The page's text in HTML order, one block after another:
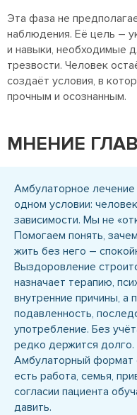
Эта фаза не
наблюдения. Её цель –
и навыки, необходимые
трезвости. Человек
создаёт условия, в
прочным и осознанным.
МНЕНИЕ
Амбулаторное
одном условии:
зависимости. Мы не
Помогаем понять,
жить без него –
Выздоровление
назначает терапию,
внутренние причины, а
подавленность,
употребление. Без
редко держится долго.
Амбулаторный формат
есть работа, семья,
согласии пациента
давить.